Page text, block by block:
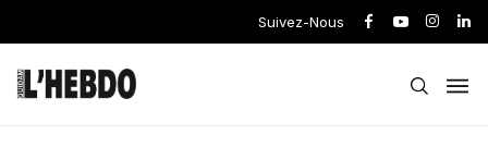
Suivez-Nous